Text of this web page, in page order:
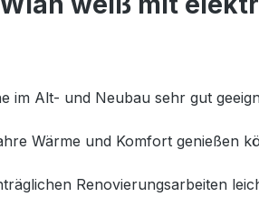
Alt- und Neubau sehr gut
Wärme und Komfort genießen
Renovierungsarbeiten